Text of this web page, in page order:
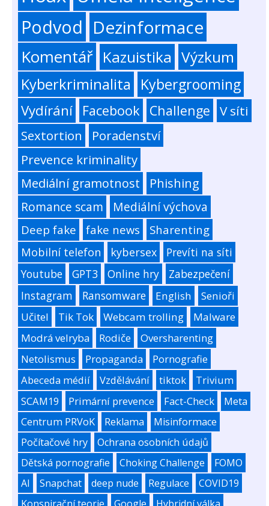
Podvod Dezinformace
Komentář Kazuistika Výzkum
Kyberkriminalita Kybergrooming
Vydírání Facebook Challenge
V síti
Sextortion
Poradenství
Prevence kriminality
Mediální gramotnost
Phishing
Romance scam
Mediální výchova
Deep fake fake news Sharenting
Mobilní telefon kybersex
Prevíti na síti
Youtube
GPT3 Online hry
Zabezpečení
Instagram
Ransomware English
Senioři
Učitel
Tik Tok Webcam trolling
Malware
Modrá velryba
Rodiče
Oversharenting
Netolismus
Propaganda
Pornografie
Abeceda médií
Vzdělávání tiktok
Trivium
SCAM19
Primární prevence Fact-Check
Meta
Centrum PRVoK
Reklama
Misinformace
Počítačové hry
Ochrana osobních údajů
Dětská pornografie
Choking Challenge
FOMO
AI
Snapchat deep nude Regulace
COVID19